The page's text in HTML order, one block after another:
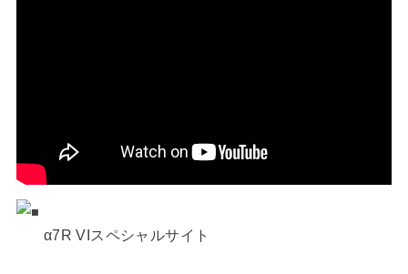
α7R VIスペシャルサイト